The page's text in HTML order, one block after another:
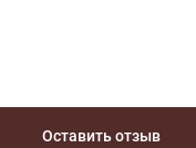
Оставить отзыв